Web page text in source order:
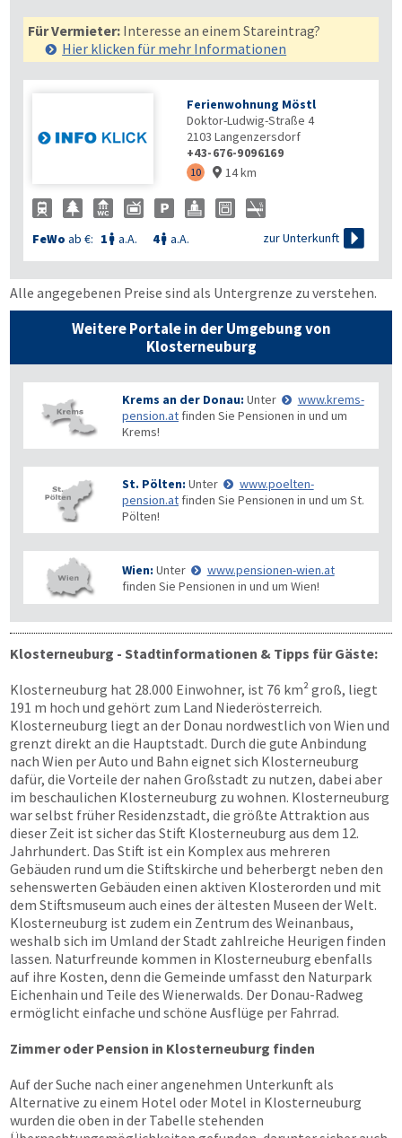
Für Vermieter: Interesse an einem Stareintrag?
Hier klicken für mehr Informationen
Ferienwohnung Möstl
Doktor-Ludwig-Straße 4
2103 Langenzersdorf
+43-676-9096169
10  14 km
FeWo ab €: 1  a.A. 4 a.A. zur Unterkunft 
Alle angegebenen Preise sind als Untergrenze zu verstehen.
Weitere Portale in der Umgebung von
Klosterneuburg
Krems an der Donau: Unter
www.krems-
pension.at finden Sie Pensionen in und um
Krems!
St. Pölten: Unter
www.poelten-
pension.at finden Sie Pensionen in und um St.
Pölten!
Wien: Unter
www.pensionen-wien.at
finden Sie Pensionen in und um Wien!
Klosterneuburg - Stadtinformationen & Tipps für Gäste:
Klosterneuburg hat 28.000 Einwohner, ist 76 km² groß, liegt
191 m hoch und gehört zum Land Niederösterreich.
Klosterneuburg liegt an der Donau nordwestlich von Wien und
grenzt direkt an die Hauptstadt. Durch die gute Anbindung
nach Wien per Auto und Bahn eignet sich Klosterneuburg
dafür, die Vorteile der nahen Großstadt zu nutzen, dabei aber
im beschaulichen Klosterneuburg zu wohnen. Klosterneuburg
war selbst früher Residenzstadt, die größte Attraktion aus
dieser Zeit ist sicher das Stift Klosterneuburg aus dem 12.
Jahrhundert. Das Stift ist ein Komplex aus mehreren
Gebäuden rund um die Stiftskirche und beherbergt neben den
sehenswerten Gebäuden einen aktiven Klosterorden und mit
dem Stiftsmuseum auch eines der ältesten Museen der Welt.
Klosterneuburg ist zudem ein Zentrum des Weinanbaus,
weshalb sich im Umland der Stadt zahlreiche Heurigen finden
lassen. Naturfreunde kommen in Klosterneuburg ebenfalls
auf ihre Kosten, denn die Gemeinde umfasst den Naturpark
Eichenhain und Teile des Wienerwalds. Der Donau-Radweg
ermöglicht einfache und schöne Ausflüge per Fahrrad.
Zimmer oder Pension in Klosterneuburg finden
Auf der Suche nach einer angenehmen Unterkunft als
Alternative zu einem Hotel oder Motel in Klosterneuburg
wurden die oben in der Tabelle stehenden